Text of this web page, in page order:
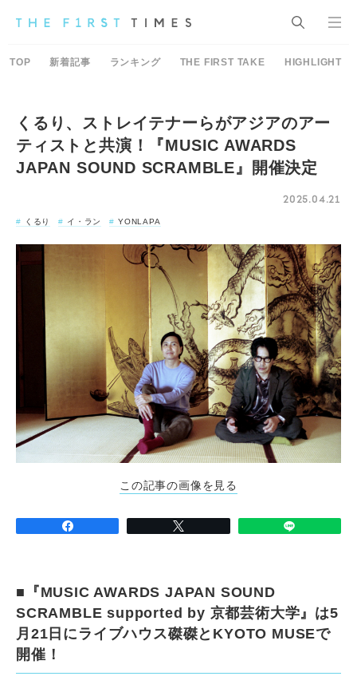
TOP 新着記事 ランキング THE FIRST TAKE HIGHLIGHT
くるり、ストレイテナーらがアジアのアー
ティストと共演！『MUSIC AWARDS
JAPAN SOUND SCRAMBLE』開催決定
2025.04.21
くるり イ・ラン YONLAPA
この記事の画像を見る
■『MUSIC AWARDS JAPAN SOUND
SCRAMBLE supported by 京都芸術大学』は5
月21日にライブハウス磔磔とKYOTO MUSEで
開催！